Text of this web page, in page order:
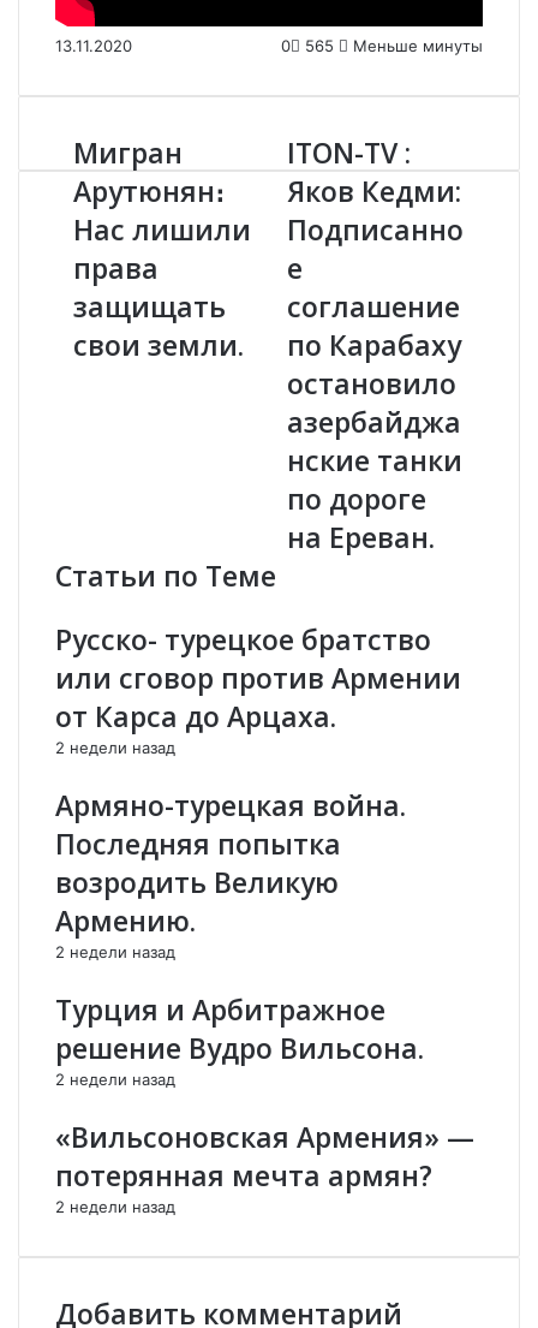
13.11.2020 0 565 Меньше минуты
М
и
г
р
а
н
р
у
с
ш
и
и
п
а
в
а
з
щ
и
а
т
ь
с
о
з
е
л
Мигран
Арутюнян։
Нас лишили
права
защищать
свои земли.
I
T
O
N
-
T
:
Я
о
в
е
д
и
д
п
с
н
е
с
ш
н
К
а
а
ITON-TV :
Яков Кедми:
Подписанно
е
соглашение
по Карабаху
остановило
азербайджа
нские танки
по дороге
на Ереван.
Статьи по Теме
Русско- турецкое братство
или сговор против Армении
от Карса до Арцаха.
2 недели назад
Армяно-турецкая война.
Последняя попытка
возродить Великую
Армению.
2 недели назад
Турция и Арбитражное
решение Вудро Вильсона.
2 недели назад
«Вильсоновская Армения» —
потерянная мечта армян?
2 недели назад
Добавить комментарий